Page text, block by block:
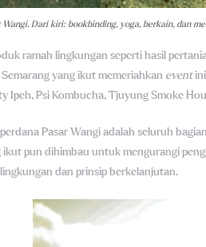
Dari kiri: bookbinding, yoga, berkain, dan
ramah lingkungan seperti hasil
yang ikut memeriahkan event
Ipeh, Psi Kombucha, Tjuyung Smoke
perdana Pasar Wangi adalah seluruh
pun dihimbau untuk mengurangi
dan prinsip berkelanjutan.